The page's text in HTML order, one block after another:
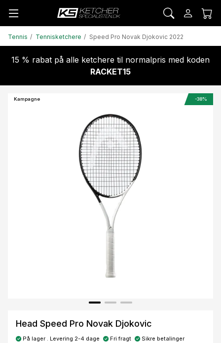
Tennis Tennisketchere Speed Pro Novak Djokovic 2022
15 % rabat på alle ketchere til normalpris med koden
RACKET15
Kampagne -38%
Head Speed Pro Novak Djokovic
På lager . Levering 2-4 dage Fri fragt Sikre betalinger